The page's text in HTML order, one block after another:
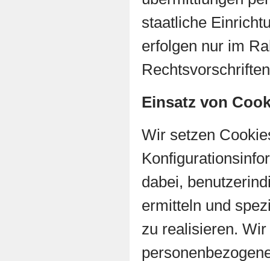
staatliche
erfolgen nur im
Einsatz von
Wir setzen
dabei,
ermitteln und
zu realisieren.